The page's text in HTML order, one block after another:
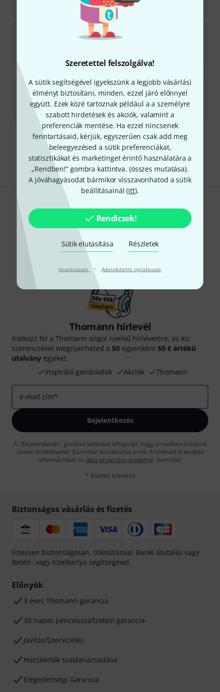
Szeretettel felszolgálva!
A sütik segítségével igyekszünk a legjobb vásárlási
élményt biztosítani, minden, ezzel járó előnnyel
együtt. Ezek közé tartoznak például a a személyre
szabott hirdetések és akciók, valamint a
preferenciák mentése. Ha ezzel nincsenek
fenntartásaid, kérjük, egyszerűen csak add meg
beleegyezésed a sütik preferenciákat,
statisztikákat és marketinget érintő használatára a
„Rendben!” gombra kattintva. (összes mutatása).
A jóváhagyásodat bármikor visszavonhatod a sütik
beállításainál (itt).
Rendicsek!
Sütik elutasítása Részletek
Impresszum · Adatvédelmi nyilatkozat
Ft
Oxford University Press
15 090Ft
Oxford University PressViolinworks 2
4
Hozzávetőleg egy héten belül raktáron
13 990Ft
Díjmentes szállítás 79 000 Ft fölött
Minden ár tartalmazza az ÁFÁ-t
Tetszik, amit látsz?
Megosztás
Thomann hírlevél
Iratkozz fel a Thomann angol nyelvű hírlevelére, és kis
szerencsével megnyerheted a 50 egyenként 50 € értékű
utalvány egyikét.
Inspiráló gondolatok
Akciók Thomann
e-mail cím*
Bejelentkezés
A "Bejelentkezés" gombra kattintva elfogadja, hogy e-mailben küldjünk
önnek hirdetéseket. Bármikor leiratkozhat erről. A hírlevélről további
információkat az data protection guideline -ben talál.
* Kitöltés kötelező
Biztonságos vásárlás és fizetés
Fizessen biztonságosan, titkosítással: Banki átutalás vagy
Betéti- vagy hitelkártya segítségével
Előnyök
3 éves Thomann-garancia
30 napos pénzvisszafizetési garancia
Javítás/Szervizelés
Hozzáértők szaktanácsadása
Elégedettségi Garancia